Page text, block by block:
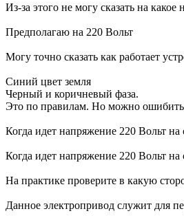
Из-за этого не могу сказать на
Предполагаю на 220 Вольт
Могу точно сказать как работает
Синий цвет земля
Черный и коричневый фаза.
Это по правилам. Но можно
Когда идет напряжение 220 Вольт
Когда идет напряжение 220 Вольт
На практике проверите в какую
Данное электропривод служит для